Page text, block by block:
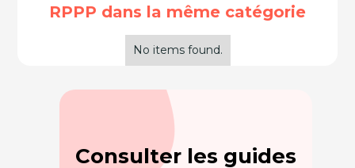
RPPP dans la même catégorie
No items found.
Consulter les guides